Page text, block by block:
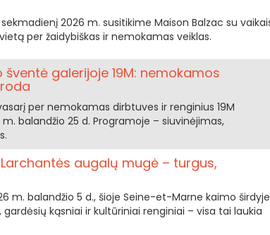
sekmadienį 2026 m. susitikime Maison Balzac su
per žaidybiškas ir nemokamas veiklas.
galerijoje 19M: nemokamos
per nemokamas dirbtuves ir renginius 19M
balandžio 25 d. Programoje – siuvinėjimas,
augalų mugė – turgus,
m. balandžio 5 d., šioje Seine-et-Marne kaimo
kąsniai ir kultūriniai renginiai – visa tai laukia